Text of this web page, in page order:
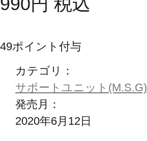
49ポイント付与
カテゴリ：
サポートユニット(M.S.G)
発売月：
2020年6月12日